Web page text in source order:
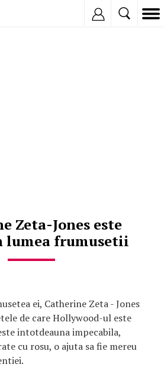
Zeta-Jones este
lumea frumusetii
ei, Catherine Zeta - Jones
de care Hollywood-ul este
intotdeauna impecabila,
cu rosu, o ajuta sa fie mereu